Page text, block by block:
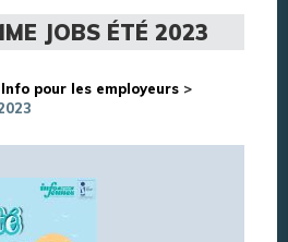
JOBS ÉTÉ 2023
Info pour les employeurs >